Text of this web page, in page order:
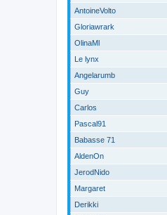
AntoineVolto
Gloriawrark
OlinaMl
Le lynx
Angelarumb
Guy
Carlos
Pascal91
Babasse 71
AldenOn
JerodNido
Margaret
Derikki